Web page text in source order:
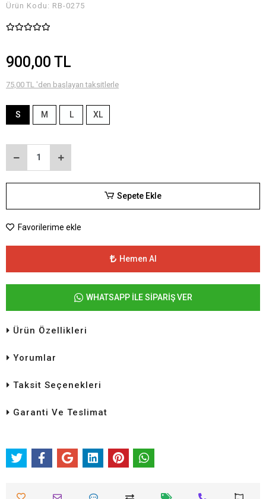
Ürün Kodu: RB-0275
900,00 TL
75,00 TL 'den başlayan taksitlerle
S M L XL
Sepete Ekle
Favorilerime ekle
Hemen Al
WHATSAPP İLE SİPARİŞ VER
Ürün Özellikleri
Yorumlar
Taksit Seçenekleri
Garanti Ve Teslimat